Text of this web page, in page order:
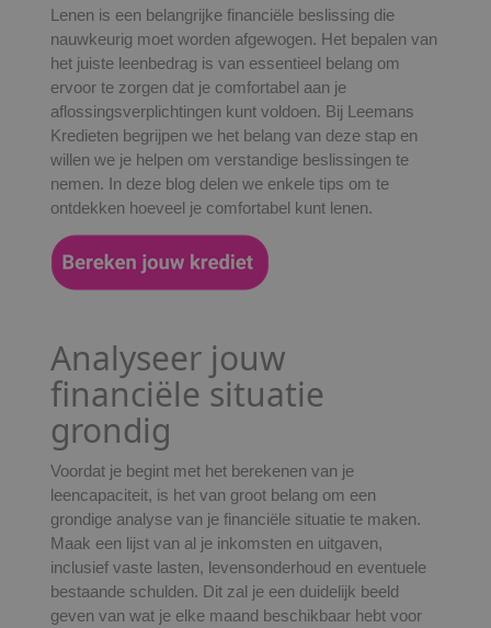
Lenen is een belangrijke financiële beslissing die
nauwkeurig moet worden afgewogen. Het bepalen van
het juiste leenbedrag is van essentieel belang om
ervoor te zorgen dat je comfortabel aan je
aflossingsverplichtingen kunt voldoen. Bij Leemans
Kredieten begrijpen we het belang van deze stap en
willen we je helpen om verstandige beslissingen te
nemen. In deze blog delen we enkele tips om te
ontdekken hoeveel je comfortabel kunt lenen.
Analyseer jouw
financiële situatie
grondig
Voordat je begint met het berekenen van je
leencapaciteit, is het van groot belang om een
grondige analyse van je financiële situatie te maken.
Maak een lijst van al je inkomsten en uitgaven,
inclusief vaste lasten, levensonderhoud en eventuele
bestaande schulden. Dit zal je een duidelijk beeld
geven van wat je elke maand beschikbaar hebt voor